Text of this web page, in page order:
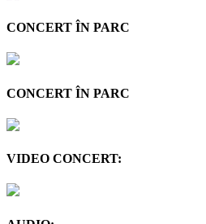
CONCERT ÎN PARC
CONCERT ÎN PARC
VIDEO CONCERT: